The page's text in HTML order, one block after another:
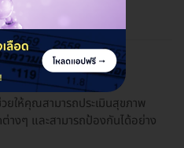
พเป็นประจำ?
ยให้คุณสามารถประเมินสุขภาพ
ต่างๆ และสามารถป้องกันได้อย่าง